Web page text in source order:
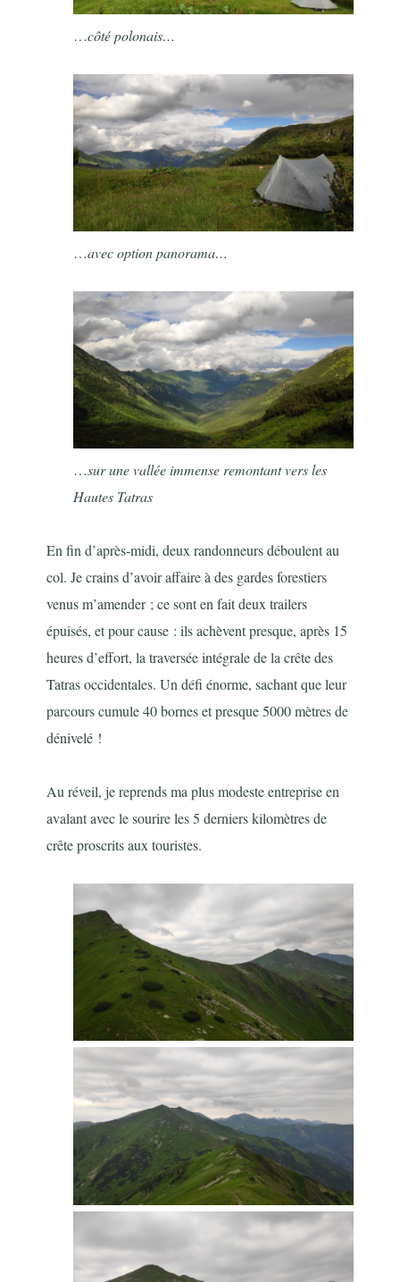
…côté polonais…
…avec option panorama…
…sur une vallée immense remontant vers les
Hautes Tatras
En fin d’après-midi, deux randonneurs déboulent au
col. Je crains d’avoir affaire à des gardes forestiers
venus m’amender ; ce sont en fait deux trailers
épuisés, et pour cause : ils achèvent presque, après 15
heures d’effort, la traversée intégrale de la crête des
Tatras occidentales. Un défi énorme, sachant que leur
parcours cumule 40 bornes et presque 5000 mètres de
dénivelé !
Au réveil, je reprends ma plus modeste entreprise en
avalant avec le sourire les 5 derniers kilomètres de
crête proscrits aux touristes.